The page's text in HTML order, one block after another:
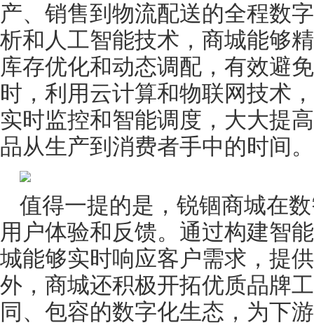
产、销售到物流配送的全程数
析和人工智能技术，商城能够
库存优化和动态调配，有效避
时，利用云计算和物联网技术
实时监控和智能调度，大大提
品从生产到消费者手中的时间。
值得一提的是，锐锢商城在
用户体验和反馈。通过构建智
城能够实时响应客户需求，提
外，商城还积极开拓优质品牌
同、包容的数字化生态，为下